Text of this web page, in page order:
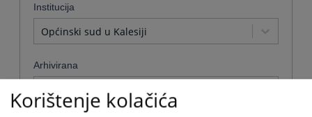
Institucija
Općinski sud u Kalesiji
Arhivirana
Ne
Korištenje kolačića